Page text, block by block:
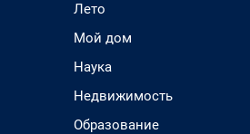
Лето
Мой дом
Наука
Недвижимость
Образование